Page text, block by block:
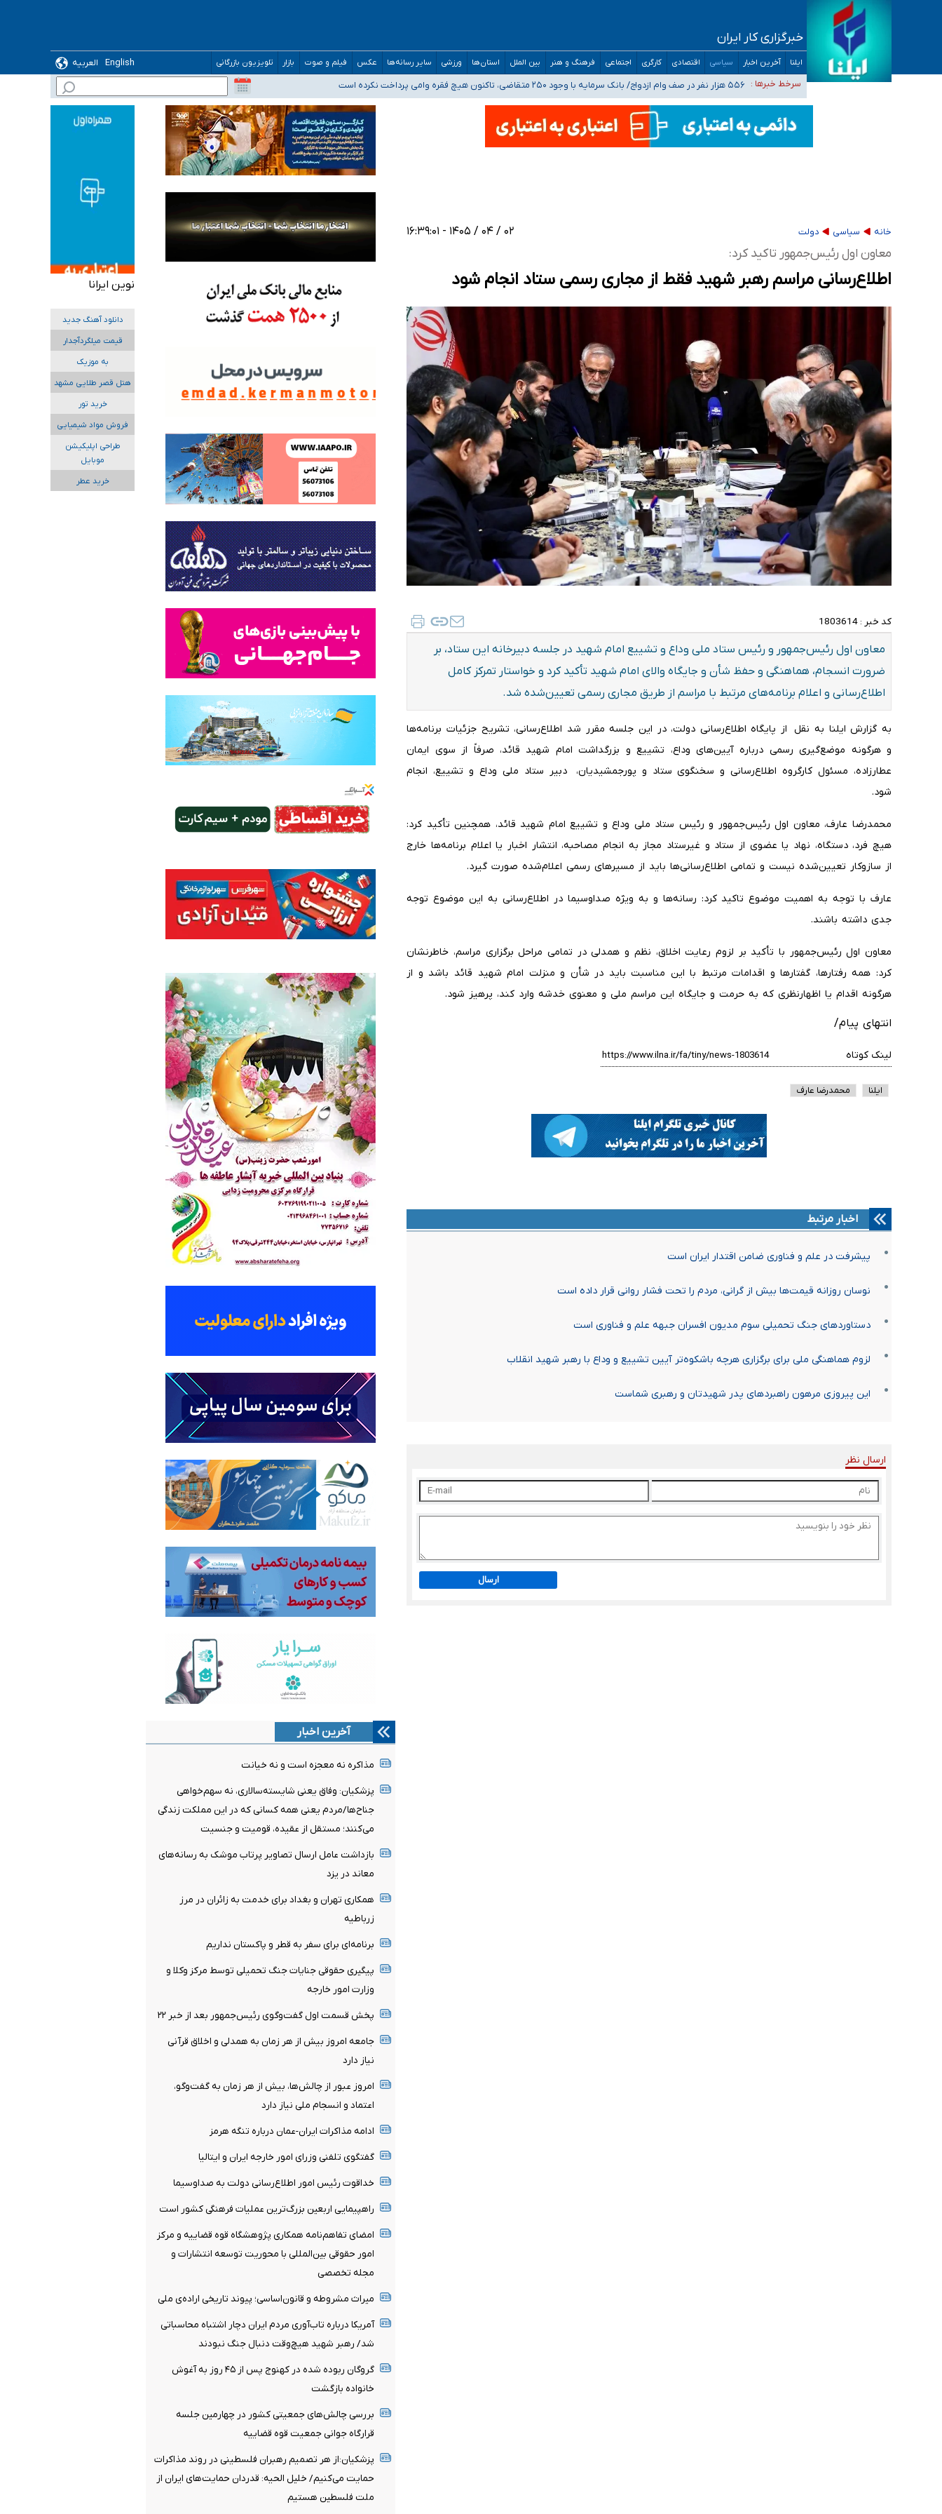
خبرگزاری کار ایران
ایلنا آخرین اخبار سیاسی اقتصادی کارگری اجتماعی فرهنگ و هنر بین الملل استان‌ها ورزشی سایر رسانه‌ها عکس فیلم و صوت بازار تلویزیون بازرگانی English
العربیه
سرخط خبرها :
ثبت‌نام بخش عمده دانش‌آموزان مدارس ایرانی امارات در کشور/ درباره محصلان باقی‌مانده در دبی متناسب با شرایط جدید تصمیم‌گیری می‌شود
هشدار درباره مصرف و دسترسی آسان به ماده مخدر ناس
بازگشت اساتید دانشگاه فرهنگیان به کجا رسید؟
۵۵۶ هزار نفر در صف وام ازدواج/ بانک سرمایه با وجود ۲۵۰ متقاضی، تاکنون هیچ فقره وامی پرداخت نکرده است
کسانی که خواهان ادامه جنگ هستند، برنامه خود را برای اداره کشور ارائه کنند
خانه سیاسی دولت ۰۲ / ۰۴ / ۱۴۰۵ - ۱۶:۳۹:۰۱
معاون اول رئیس‌جمهور تاکید کرد:
اطلاع‌رسانی مراسم رهبر شهید فقط از مجاری رسمی ستاد انجام شود
کد خبر : 1803614
​معاون اول رئیس‌جمهور و رئیس ستاد ملی وداع و تشییع امام شهید در جلسه دبیرخانه این ستاد، بر
ضرورت انسجام، هماهنگی و حفظ شأن و جایگاه والای امام شهید تأکید کرد و خواستار تمرکز کامل
اطلاع‌رسانی و اعلام برنامه‌های مرتبط با مراسم از طریق مجاری رسمی تعیین‌شده شد.
به گزارش ایلنا به نقل از پایگاه اطلاع‌رسانی دولت، در این جلسه مقرر شد اطلاع‌رسانی، تشریح جزئیات برنامه‌ها
و هرگونه موضع‌گیری رسمی درباره آیین‌های وداع، تشییع و بزرگداشت امام شهید قائد، صرفاً از سوی ایمان
عطارزاده، مسئول کارگروه اطلاع‌رسانی و سخنگوی ستاد و پورجمشیدیان، دبیر ستاد ملی وداع و تشییع، انجام
شود.
محمدرضا عارف، معاون اول رئیس‌جمهور و رئیس ستاد ملی وداع و تشییع امام شهید قائد، همچنین تأکید کرد:
هیچ فرد، دستگاه، نهاد یا عضوی از ستاد و غیرستاد مجاز به انجام مصاحبه، انتشار اخبار یا اعلام برنامه‌ها خارج
از سازوکار تعیین‌شده نیست و تمامی اطلاع‌رسانی‌ها باید از مسیرهای رسمی اعلام‌شده صورت گیرد.
عارف با توجه به اهمیت موضوع تاکید کرد: رسانه‌ها و به ویژه صداوسیما در اطلاع‌رسانی به این موضوع توجه
جدی داشته باشند.
معاون اول رئیس‌جمهور با تأکید بر لزوم رعایت اخلاق، نظم و همدلی در تمامی مراحل برگزاری مراسم، خاطرنشان
کرد: همه رفتارها، گفتارها و اقدامات مرتبط با این مناسبت باید در شأن و منزلت امام شهید قائد باشد و از
هرگونه اقدام یا اظهارنظری که به حرمت و جایگاه این مراسم ملی و معنوی خدشه وارد کند، پرهیز شود.
انتهای پیام/
لینک کوتاه
ایلنا محمدرضا عارف
اخبار مرتبط
پیشرفت در علم و فناوری ضامن اقتدار ایران است
نوسان روزانه قیمت‌ها بیش از گرانی، مردم را تحت فشار روانی قرار داده است
دستاوردهای جنگ تحمیلی سوم مدیون افسران جبهه علم و فناوری است
لزوم هماهنگی ملی برای برگزاری هرچه باشکوه‌تر آیین تشییع و وداع با رهبر شهید انقلاب
این پیروزی مرهون راهبردهای پدر شهیدتان و رهبری شماست
ارسال نظر
ارسال
آخرین اخبار
مذاکره نه معجزه است و نه خیانت
پزشکیان: وفاق یعنی شایسته‌سالاری، نه سهم‌خواهی
جناح‌ها/مردم یعنی همه کسانی که در این مملکت زندگی
می‌کنند؛ مستقل از عقیده، قومیت و جنسیت
بازداشت عامل ارسال تصاویر پرتاب موشک به رسانه‌های
معاند در یزد
همکاری تهران و بغداد برای خدمت به زائران در مرز
زرباطیه
برنامه‌ای برای سفر به قطر و پاکستان نداریم
پیگیری حقوقی جنایات جنگ تحمیلی توسط مرکز وکلا و
وزارت امور خارجه
پخش قسمت اول گفت‌وگوی رئیس‌جمهور بعد از خبر ۲۲
جامعه امروز بیش از هر زمان به همدلی و اخلاق قرآنی
نیاز دارد
امروز عبور از چالش‌ها، بیش از هر زمان به گفت‌وگو،
اعتماد و انسجام ملی نیاز دارد
ادامه مذاکرات ایران-عمان درباره تنگه هرمز
گفتگوی تلفنی وزرای امور خارجه ایران و ایتالیا
خداقوت رئیس امور اطلاع‌رسانی دولت به صداوسیما
راهپیمایی اربعین بزرگ‌ترین عملیات فرهنگی کشور است
امضای تفاهم‌نامه همکاری پژوهشگاه قوه قضاییه و مرکز
امور حقوقی بین‌المللی با محوریت توسعه انتشارات و
مجله تخصصی
میراث مشروطه و قانون‌اساسی؛ پیوند تاریخی اراده‌ی ملی
آمریکا درباره تاب‌آوری مردم ایران دچار اشتباه محاسباتی
شد/ رهبر شهید هیچ‌وقت دنبال جنگ نبودند
گروگان ربوده‌ شده در کهنوج پس از ۴۵ روز به آغوش
خانواده بازگشت
بررسی چالش‌های جمعیتی کشور در چهارمین جلسه
قرارگاه جوانی جمعیت قوه قضاییه
پزشکیان:از هر تصمیم رهبران فلسطینی در روند مذاکرات
حمایت می‌کنیم/ خلیل الحیه: قدردان حمایت‌های ایران از
ملت فلسطین هستیم
نوین ایرانا
دانلود آهنگ جدید
قیمت میلگردآجدار
به موزیک
هتل قصر طلایی مشهد
خرید تور
فروش مواد شیمیایی
طراحی اپلیکیشن
موبایل
خرید عطر